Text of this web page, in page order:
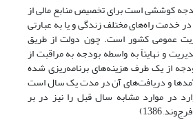
کوششی است برای تخصیص منابع مالی از
خدمت راه‌های مختلف زندگی و یا به عبارتی
عمومی کشور است. چون دولت از طریق
و نهایتاً به واسطه بودجه به مراقبت از
از یک طرف هزینه‌های برنامه‌ریزی شده
و دریافت‌های آن در مدت یک سال است
در موارد مشابه سال قبل را نیز در بر
1386)